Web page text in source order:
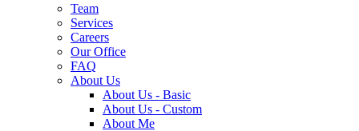
Team
Services
Careers
Our Office
FAQ
About Us
About Us - Basic
About Us - Custom
About Me